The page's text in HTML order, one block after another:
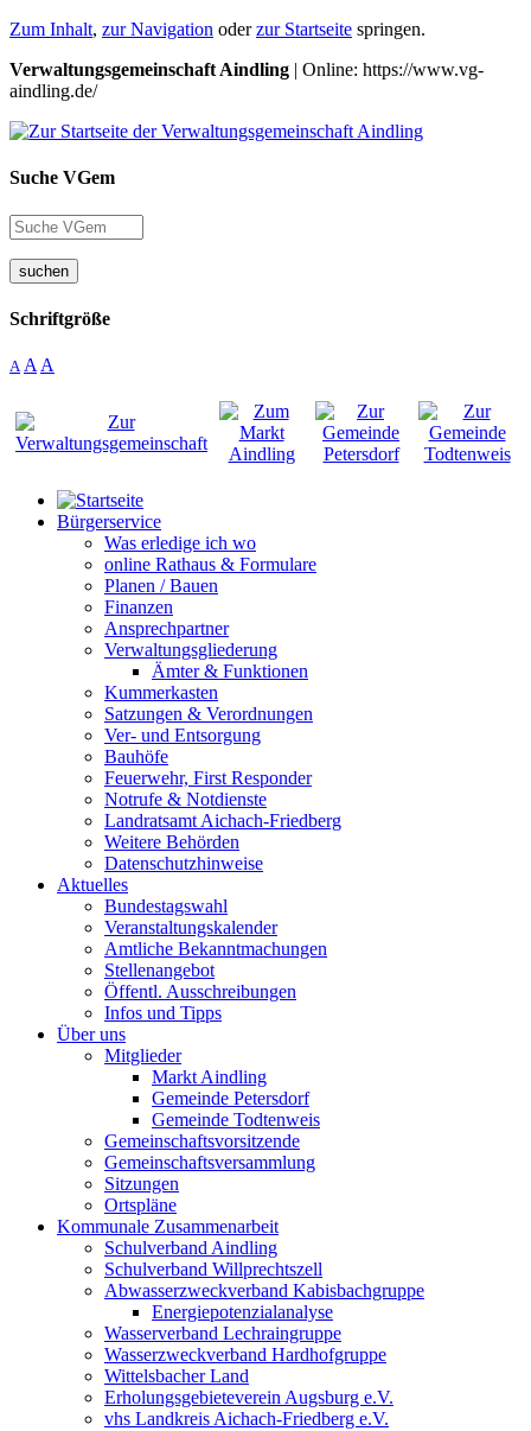
Zum Inhalt, zur Navigation oderzur Startseite springen.
Verwaltungsgemeinschaft Aindling | Online: https://www.vg-
aindling.de/
Suche VGem
suchen
Schriftgröße
A A A
Bürgerservice
Was erledige ich wo
online Rathaus & Formulare
Planen / Bauen
Finanzen
Ansprechpartner
Verwaltungsgliederung
Ämter & Funktionen
Kummerkasten
Satzungen & Verordnungen
Ver- und Entsorgung
Bauhöfe
Feuerwehr, First Responder
Notrufe & Notdienste
Landratsamt Aichach-Friedberg
Weitere Behörden
Datenschutzhinweise
Aktuelles
Bundestagswahl
Veranstaltungskalender
Amtliche Bekanntmachungen
Stellenangebot
Öffentl. Ausschreibungen
Infos und Tipps
Über uns
Mitglieder
Markt Aindling
Gemeinde Petersdorf
Gemeinde Todtenweis
Gemeinschaftsvorsitzende
Gemeinschaftsversammlung
Sitzungen
Ortspläne
Kommunale Zusammenarbeit
Schulverband Aindling
Schulverband Willprechtszell
Abwasserzweckverband Kabisbachgruppe
Energiepotenzialanalyse
Wasserverband Lechraingruppe
Wasserzweckverband Hardhofgruppe
Wittelsbacher Land
Erholungsgebieteverein Augsburg e.V.
vhs Landkreis Aichach-Friedberg e.V.